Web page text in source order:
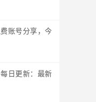
账号分享，今
日更新：最新